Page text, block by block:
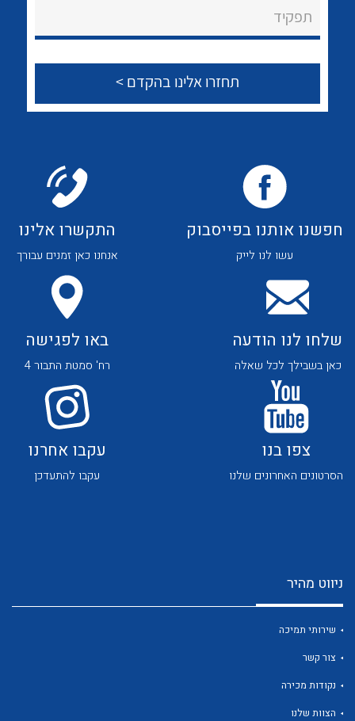
צור קשר
לכל מוצרי היצרן לכל מוצרי היצרן
תפקיד
חפשנו אותנו בפייסבוק
עשו לנו לייק
התקשרו אלינו
אנחנו כאן זמנים עבורך
שלחו לנו הודעה
כאן בשבילך לכל שאלה
באו לפגישה
רח' סמטת התבור 4
צפו בנו
הסרטונים האחרונים שלנו
עקבו אחרנו
עקבו להתעדכן
ניווט מהיר
שירותי תמיכה
צור קשר
נקודות מכירה
הצוות שלנו